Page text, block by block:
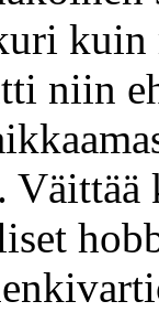
niin